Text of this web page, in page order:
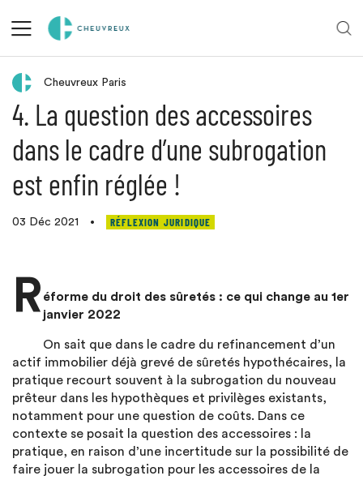
Retour aux actualités
Cheuvreux Paris
4. La question des accessoires
dans le cadre d’une subrogation
est enfin réglée !
03 Déc 2021 • RÉFLEXION JURIDIQUE
R éforme du droit des sûretés : ce qui change au 1er
janvier 2022
On sait que dans le cadre du refinancement d’un
actif immobilier déjà grevé de sûretés hypothécaires, la
pratique recourt souvent à la subrogation du nouveau
prêteur dans les hypothèques et privilèges existants,
notamment pour une question de coûts. Dans ce
contexte se posait la question des accessoires : la
pratique, en raison d’une incertitude sur la possibilité de
faire jouer la subrogation pour les accessoires de la